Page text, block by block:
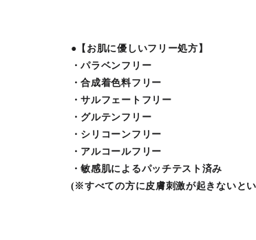
●【お肌に優しいフリー処方】
・パラベンフリー
・合成着色料フリー
・サルフェートフリー
・グルテンフリー
・シリコーンフリー
・アルコールフリー
・敏感肌によるパッチテスト済み
(※すべての方に皮膚刺激が起きないと